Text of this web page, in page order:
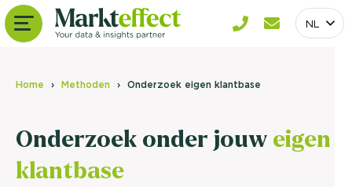
NL
Home Methoden Onderzoek eigen klantbase
Onderzoek onder jouw eigen
klantbase